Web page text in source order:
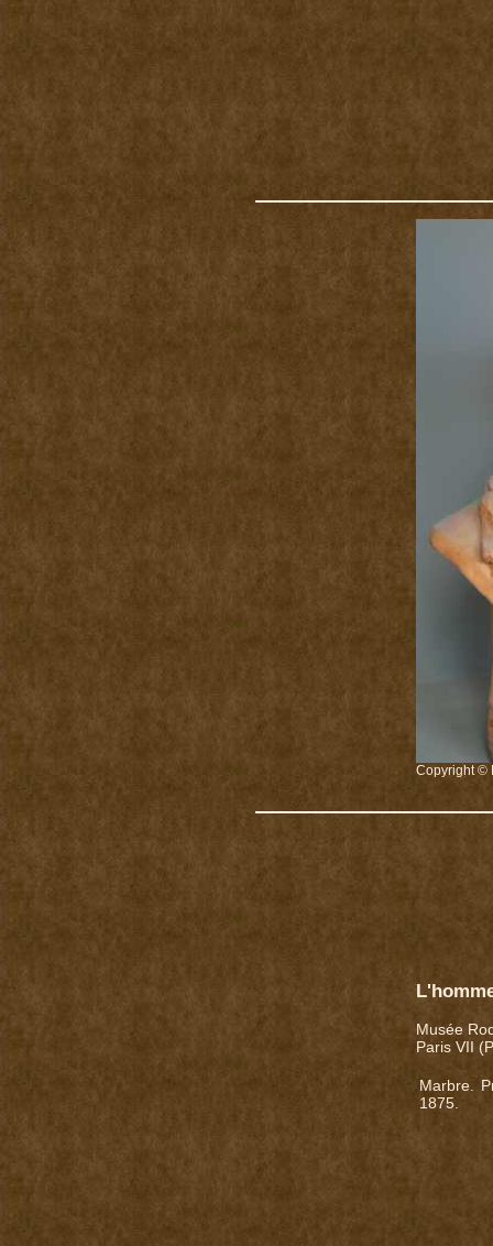
Copyright ©
Musée
Paris VII
Marbre.
1875.